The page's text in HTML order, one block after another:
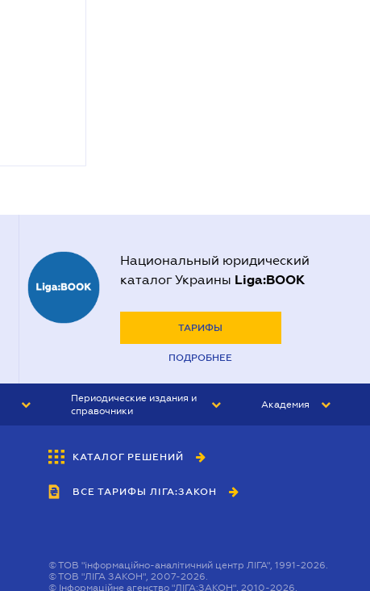
Национальный юридический
каталог Украины Liga:BOOK
ТАРИФЫ
ПОДРОБНЕЕ
Периодические издания и
справочники
БУХГАЛТЕР&ЗАКОН
ВЕСТНИК МСФО
Академия
КАТАЛОГ РЕШЕНИЙ
ВСЕ ТАРИФЫ ЛІГА:ЗАКОН
©ТОВ "інформаційно-аналітичний центр ЛІГА", 1991-2026.
©ТОВ "ЛІГА ЗАКОН", 2007-2026.
© Інформаційне агенство "ЛІГА:ЗАКОН", 2010-2026.